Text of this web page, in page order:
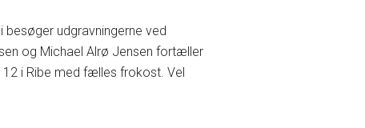
besøger udgravningerne ved
og Michael Alrø Jensen fortæller
i Ribe med fælles frokost. Vel